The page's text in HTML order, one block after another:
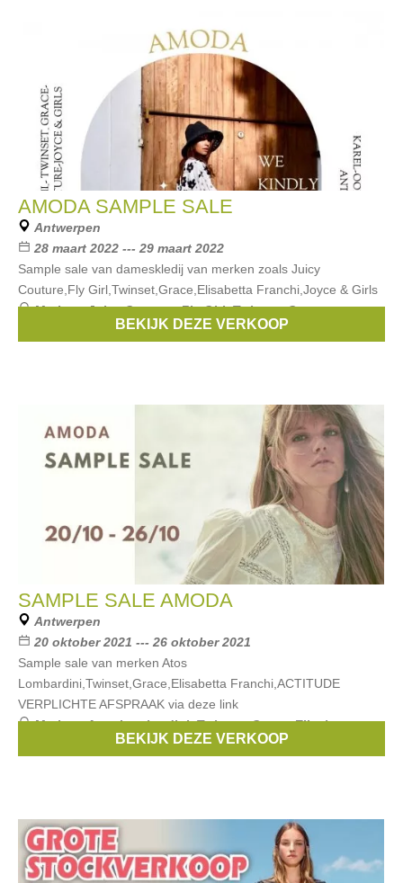
AMODA SAMPLE SALE
Antwerpen
28 maart 2022 --- 29 maart 2022
Sample sale van dameskledij van merken zoals Juicy
Couture,Fly Girl,Twinset,Grace,Elisabetta Franchi,Joyce & Girls
Merken:Juicy Couture,Fly Girl,Twinset,Grace,
Elisabetta Franchi, ...
BEKIJK DEZE VERKOOP
SAMPLE SALE AMODA
Antwerpen
20 oktober 2021 --- 26 oktober 2021
Sample sale van merken Atos
Lombardini,Twinset,Grace,Elisabetta Franchi,ACTITUDE
VERPLICHTE AFSPRAAK via deze link
Merken:Atos Lombardini,Twinset,Grace,Elisabetta
ACTITUDEBEKIJK DEZE VERKOOP